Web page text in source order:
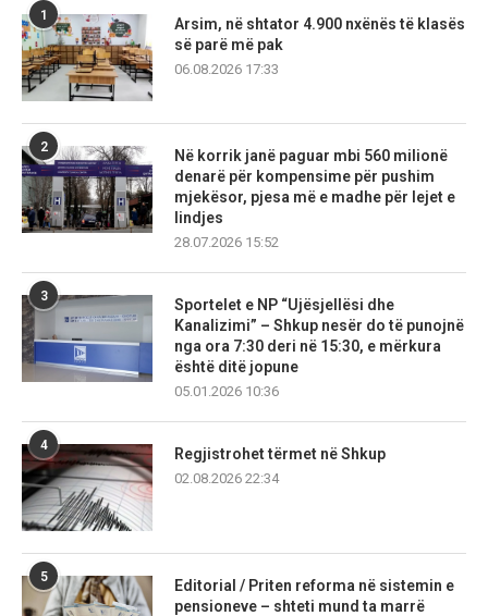
1
Arsim, në shtator 4.900 nxënës të klasës
së parë më pak
06.08.2026 17:33
2
Në korrik janë paguar mbi 560 milionë
denarë për kompensime për pushim
mjekësor, pjesa më e madhe për lejet e
lindjes
28.07.2026 15:52
3
Sportelet e NP “Ujësjellësi dhe
Kanalizimi” – Shkup nesër do të punojnë
nga ora 7:30 deri në 15:30, e mërkura
është ditë jopune
05.01.2026 10:36
4
Regjistrohet tërmet në Shkup
02.08.2026 22:34
5
Editorial / Priten reforma në sistemin e
pensioneve – shteti mund ta marrë